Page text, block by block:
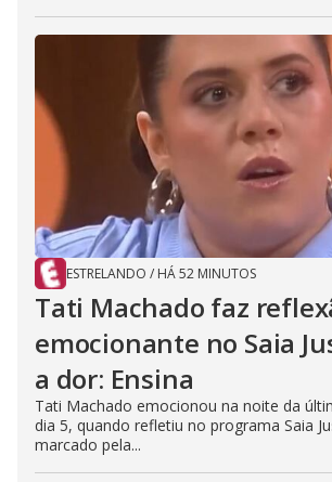
ESTRELANDO / HÁ 52 MINUTOS
Tati Machado faz
emocionante no Saia
a dor: Ensina
Tati Machado emocionou na noite da
dia 5, quando refletiu no programa Saia
marcado pela...